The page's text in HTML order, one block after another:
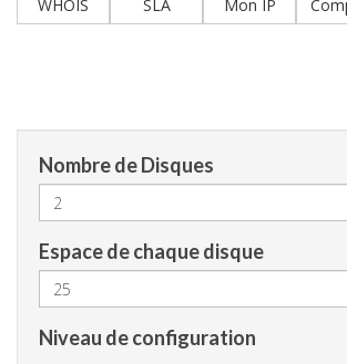
WHOIS SLA Mon IP
Nombre de Disques
Espace de chaque disque
Niveau de configuration